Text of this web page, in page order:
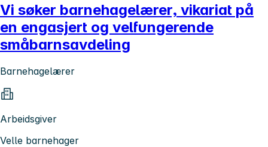
Vi søker barnehagelærer, vikariat på
en engasjert og velfungerende
småbarnsavdeling
Barnehagelærer
Arbeidsgiver
Velle barnehager